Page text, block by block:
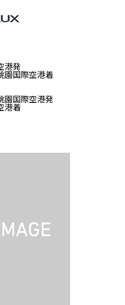
港発
園国際空港着
園国際空港発
港着